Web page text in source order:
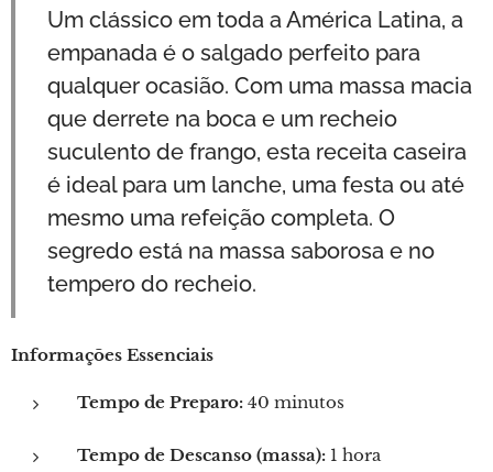
Um clássico em toda a América Latina, a
empanada é o salgado perfeito para
qualquer ocasião. Com uma massa macia
que derrete na boca e um recheio
suculento de frango, esta receita caseira
é ideal para um lanche, uma festa ou até
mesmo uma refeição completa. O
segredo está na massa saborosa e no
tempero do recheio.
Informações Essenciais
Tempo de Preparo: 40 minutos
Tempo de Descanso (massa): 1 hora